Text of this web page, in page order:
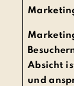
Absicht
und